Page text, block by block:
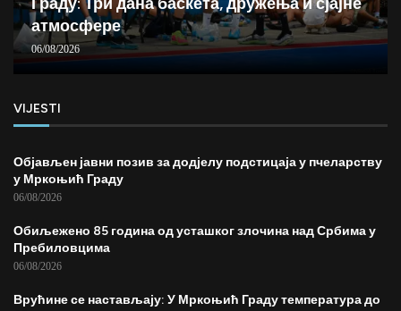
атмосфере
06/08/2026
VIJESTI
Објављен јавни позив за додјелу подстицаја у пчеларству
у Мркоњић Граду
06/08/2026
Обиљежено 85 година од усташког злочина над Србима у
Пребиловцима
06/08/2026
Врућине се настављају: У Мркоњић Граду температура до